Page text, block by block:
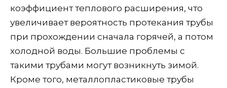
коэффициент теплового расширения, что
увеличивает вероятность протекания трубы
при прохождении сначала горячей, а потом
холодной воды. Большие проблемы с
такими трубами могут возникнуть зимой.
Кроме того, металлопластиковые трубы